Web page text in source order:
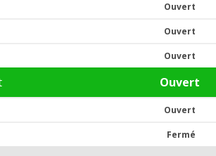
Ouvert
Ouvert
Ouvert
Ouvert
Ouvert
Fermé